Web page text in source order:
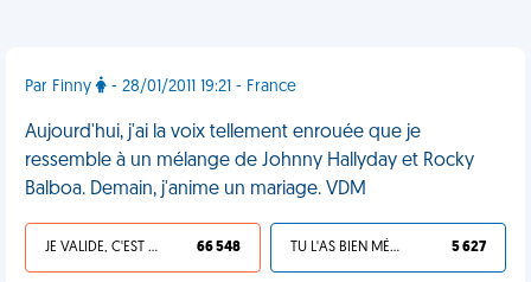
Par Finny - 28/01/2011 19:21 - France
Aujourd'hui, j'ai la voix tellement enrouée que je
ressemble à un mélange de Johnny Hallyday et Rocky
Balboa. Demain, j'anime un mariage. VDM
JE VALIDE, C'EST UNE VDM 66 548 TU L'AS BIEN MÉRITÉ 5 627